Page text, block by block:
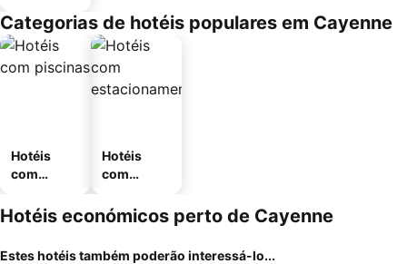
Categorias de hotéis populares em Cayenne
Hotéis
com
Hotéis
com
mento
Hotéis económicos perto de Cayenne
Estes hotéis também poderão interessá-lo...